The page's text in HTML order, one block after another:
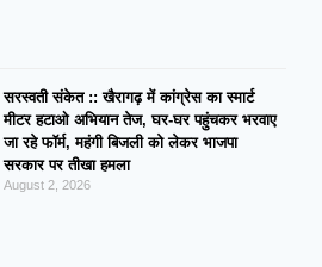
सरस्वती संकेत :: खैरागढ़ में कांग्रेस का स्मार्ट
मीटर हटाओ अभियान तेज, घर-घर पहुंचकर भरवाए
जा रहे फॉर्म, महंगी बिजली को लेकर भाजपा
सरकार पर तीखा हमला
August 2, 2026